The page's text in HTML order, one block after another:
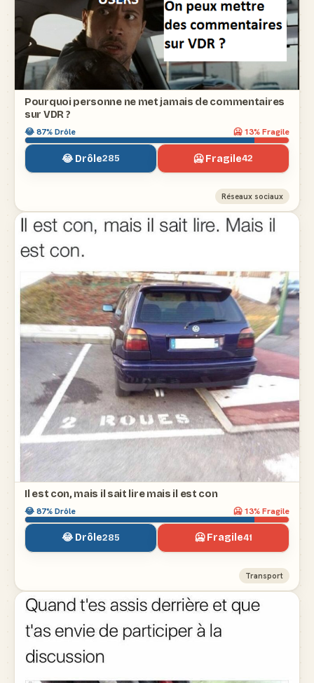
Pourquoi personne ne met jamais de commentaires
sur VDR ?
😂87% Drôle 🥶13% Fragile
😂 Drôle285 🥶 Fragile42
Réseaux sociaux
Il est con, mais il sait lire mais il est con
😂87% Drôle 🥶13% Fragile
😂 Drôle285 🥶 Fragile41
Transport